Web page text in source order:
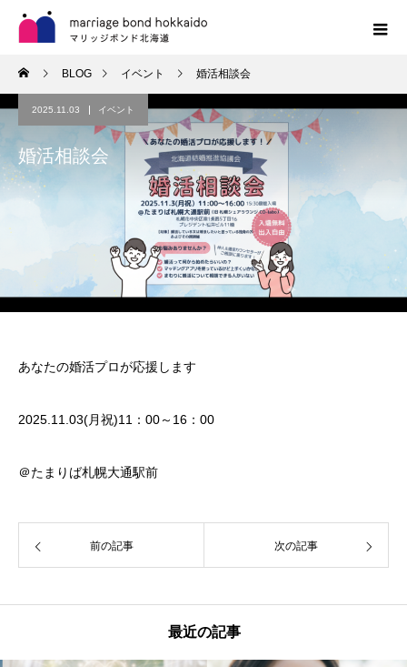
BLOG イベント 婚活相談会
2025.11.03 イベント
婚活相談会
あなたの婚活プロが応援します
2025.11.03(月祝)11：00～16：00
＠たまりば札幌大通駅前
前の記事 次の記事
最近の記事